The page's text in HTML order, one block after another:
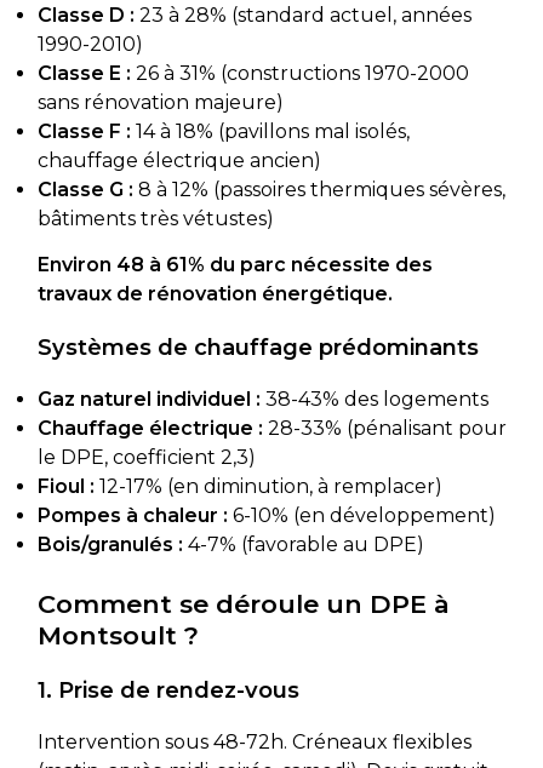
Classe D : 23 à 28% (standard actuel, années
1990-2010)
Classe E : 26 à 31% (constructions 1970-2000
sans rénovation majeure)
Classe F : 14 à 18% (pavillons mal isolés,
chauffage électrique ancien)
Classe G : 8 à 12% (passoires thermiques sévères,
bâtiments très vétustes)
Environ 48 à 61% du parc nécessite des
travaux de rénovation énergétique.
Systèmes de chauffage prédominants
Gaz naturel individuel : 38-43% des logements
Chauffage électrique : 28-33% (pénalisant pour
le DPE, coefficient 2,3)
Fioul : 12-17% (en diminution, à remplacer)
Pompes à chaleur : 6-10% (en développement)
Bois/granulés : 4-7% (favorable au DPE)
Comment se déroule un DPE à
Montsoult ?
1. Prise de rendez-vous
Intervention sous 48-72h. Créneaux flexibles